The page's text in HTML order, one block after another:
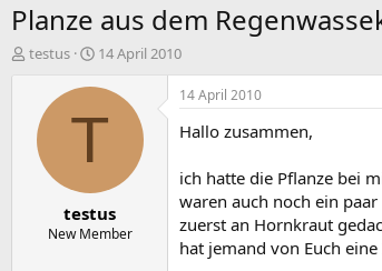
Planze aus dem
E
testus
E
s
t
a
m
14 April 2010
T
testus
New Member
14 April 2010
Hallo zusammen,
ich hatte die Pflanze bei
waren auch noch ein
zuerst an Hornkraut
hat jemand von Euch eine